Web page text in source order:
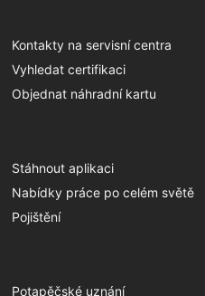
Kontakty na servisní centra
Vyhledat certifikaci
Objednat náhradní kartu
Stáhnout aplikaci
Nabídky práce po celém světě
Pojištění
Potapěčské uznání